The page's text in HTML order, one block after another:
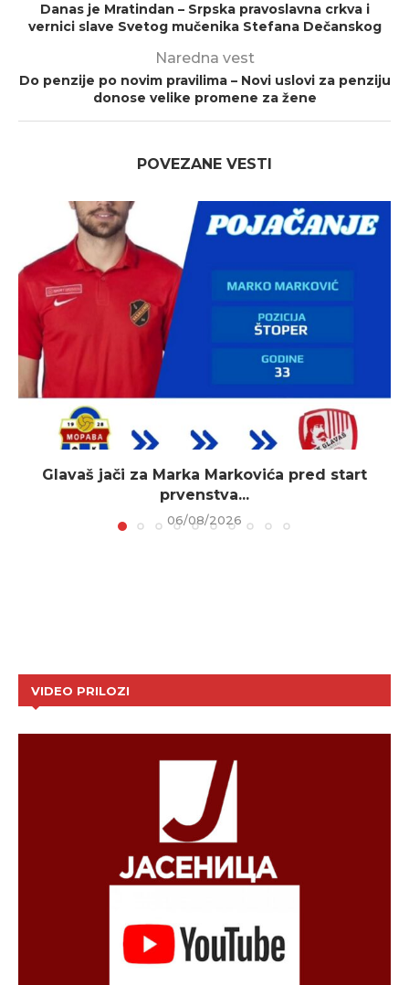
Danas je Mratindan – Srpska pravoslavna crkva i
vernici slave Svetog mučenika Stefana Dečanskog
Naredna vest
Do penzije po novim pravilima – Novi uslovi za penziju
donose velike promene za žene
POVEZANE VESTI
Glavaš jači za Marka Markovića pred start
prvenstva...
06/08/2026
VIDEO PRILOZI